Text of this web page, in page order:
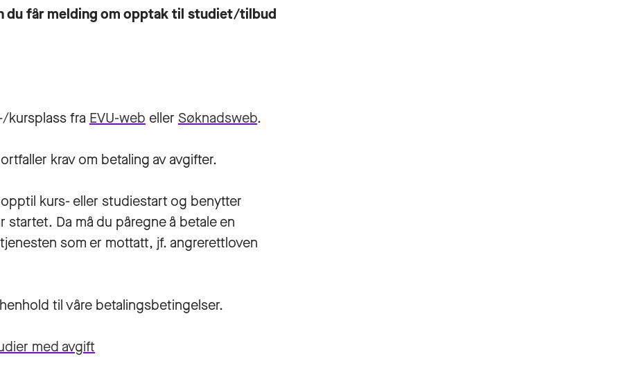
du får melding om opptak til studiet/tilbud
kursplass fra EVU-web eller Søknadsweb.
krav om betaling av avgifter.
kurs- eller studiestart og benytter
Da må du påregne å betale en
som er mottatt, jf. angrerettloven
til våre betalingsbetingelser.
med avgift